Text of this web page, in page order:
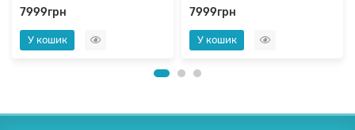
7999грн
У кошик
7999грн
У кошик